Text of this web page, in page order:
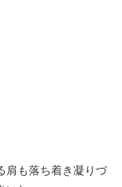
肩も落ち着き凝りづ